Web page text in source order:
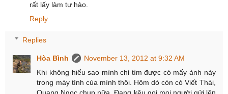
rất lấy làm tự hào.
Reply
Replies
Hòa Bình
November 13, 2012 at 9:32 AM
Khi không hiểu sao mình chỉ tìm được có mấy ảnh này
trong máy tính của mình thôi. Hôm dó còn có Viết Thái,
Quang Ngọc chụp nữa. Đang kêu gọi mọi người gửi lên